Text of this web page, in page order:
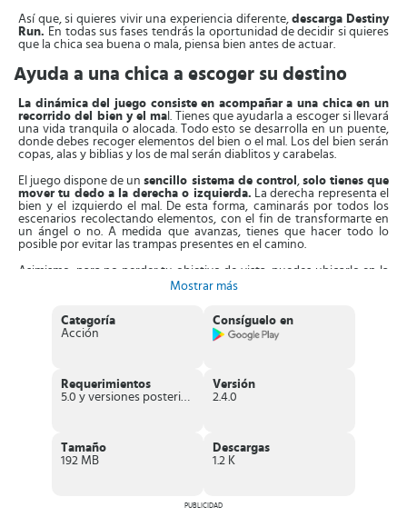
Así que, si quieres vivir una experiencia diferente,descarga Destiny
Run. En todas sus fases tendrás la oportunidad de decidir si quieres
que la chica sea buena o mala, piensa bien antes de actuar.
Ayuda a una chica a escoger su destino
La dinámica del juego consiste en acompañar a una chica en un
recorrido del bien y el ma l. Tienes que ayudarla a escoger si llevará
una vida tranquila o alocada. Todo esto se desarrolla en un puente,
donde debes recoger elementos del bien o el mal. Los del bien serán
copas, alas y biblias y los de mal serán diablitos y carabelas.
El juego dispone de unsencillo sistema de control , solo tienes que
mover tu dedo a la derecha o izquierda. La derecha representa el
bien y el izquierdo el mal. De esta forma, caminarás por todos los
escenarios recolectando elementos, con el fin de transformarte en
un ángel o no. A medida que avanzas, tienes que hacer todo lo
posible por evitar las trampas presentes en el camino.
Asimismo, para no perder tu objetivo de vista, puedes ubicarlo en la
parte de arriba del menú y seguirlo. Entonces, al avanzar
de esto depende tu progreso en los niveles.
tomada. La segunda consecuencia ocurre al final del juego, en el día
del juicio, donde se te indica si vas al cielo o infierno.
que elijas en el recorrido.
Juego casual donde debes decidir el destino de una chica,
Mostrar más
Categoría
Acción
Consíguelo en
Requerimientos
5.0 y versiones posteriores
Versión
2.4.0
Tamaño
192 MB
Descargas
1.2 K
PUBLICIDAD